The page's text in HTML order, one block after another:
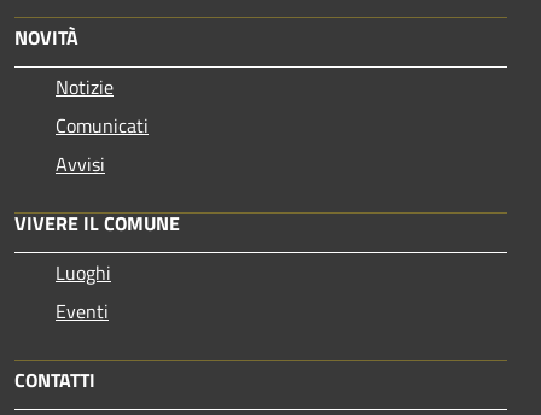
NOVITÀ
Notizie
Comunicati
Avvisi
VIVERE IL COMUNE
Luoghi
Eventi
CONTATTI